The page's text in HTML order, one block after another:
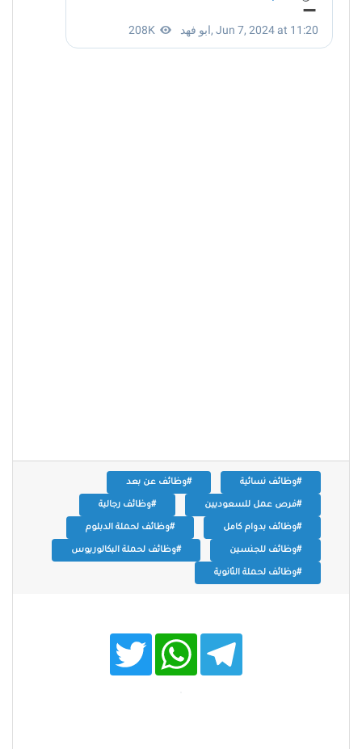
#وظائف نسائية #وظائف عن بعد
#فرص عمل للسعوديين #وظائف رجالية
#وظائف بدوام كامل #وظائف لحملة الدبلوم
#وظائف للجنسين #وظائف لحملة البكالوريوس
#وظائف لحملة الثانوية
T
w
t
W
h
t
T
e